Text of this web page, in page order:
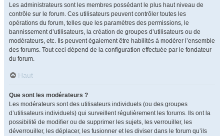
Les administrateurs sont les membres possédant le plus haut niveau de
contrôle sur le forum. Ces utilisateurs peuvent contrôler toutes les
opérations du forum, telles que les paramètres des permissions, le
bannissement d’utilisateurs, la création de groupes d’utilisateurs ou de
modérateurs, etc. Ils peuvent également être habilités à modérer l’ensemble
des forums. Tout ceci dépend de la configuration effectuée par le fondateur
du forum.
Haut
Que sont les modérateurs ?
Les modérateurs sont des utilisateurs individuels (ou des groupes
d’utilisateurs individuels) qui surveillent régulièrement les forums. Ils ont la
possibilité de modifier ou de supprimer les sujets, les verrouiller, les
déverrouiller, les déplacer, les fusionner et les diviser dans le forum qu’ils